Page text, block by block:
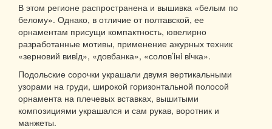
В этом регионе распространена и вышивка «белым по
белому». Однако, в отличие от полтавской, ее
орнаментам присущи компактность, ювелирно
разработанные мотивы, применение ажурных техник
«зерновий вивiд», «довбанка», «солов’iнi вiчка».
Подольские сорочки украшали двумя вертикальными
узорами на груди, широкой горизонтальной полосой
орнамента на плечевых вставках, вышитыми
композициями украшался и сам рукав, воротник и
манжеты.